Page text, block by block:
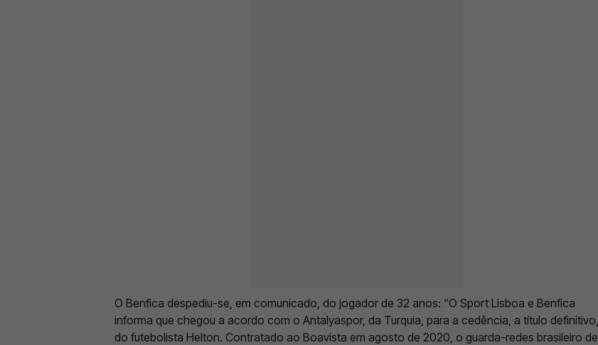
O Benfica despediu-se, em comunicado, do jogador de 32 anos: “O Sport Lisboa e Benfica
informa que chegou a acordo com o Antalyaspor, da Turquia, para a cedência, a título definitivo,
do futebolista Helton. Contratado ao Boavista em agosto de 2020, o guarda-redes brasileiro de